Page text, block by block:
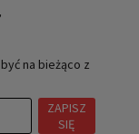
na bieżąco z
ZAPISZ
SIĘ